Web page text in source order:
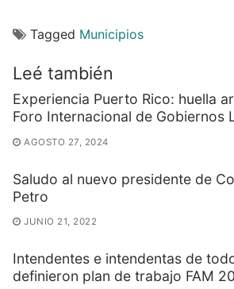
Tagged Municipios
Leé también
Experiencia Puerto Rico: huella
Foro Internacional de Gobiernos
AGOSTO 27, 2024
Saludo al nuevo presidente de
Petro
JUNIO 21, 2022
Intendentes e intendentas de
definieron plan de trabajo FAM